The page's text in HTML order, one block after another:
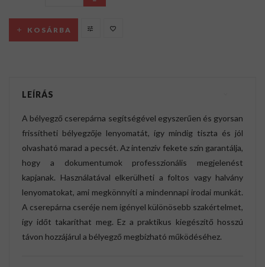
KOSÁRBA
LEÍRÁS
A bélyegző cserepárna segítségével egyszerűen és gyorsan
frissítheti bélyegzője lenyomatát, így mindig tiszta és jól
olvasható marad a pecsét. Az intenzív fekete szín garantálja,
hogy a dokumentumok professzionális megjelenést
kapjanak. Használatával elkerülheti a foltos vagy halvány
lenyomatokat, ami megkönnyíti a mindennapi irodai munkát.
A cserepárna cseréje nem igényel különösebb szakértelmet,
így időt takaríthat meg. Ez a praktikus kiegészítő hosszú
távon hozzájárul a bélyegző megbízható működéséhez.